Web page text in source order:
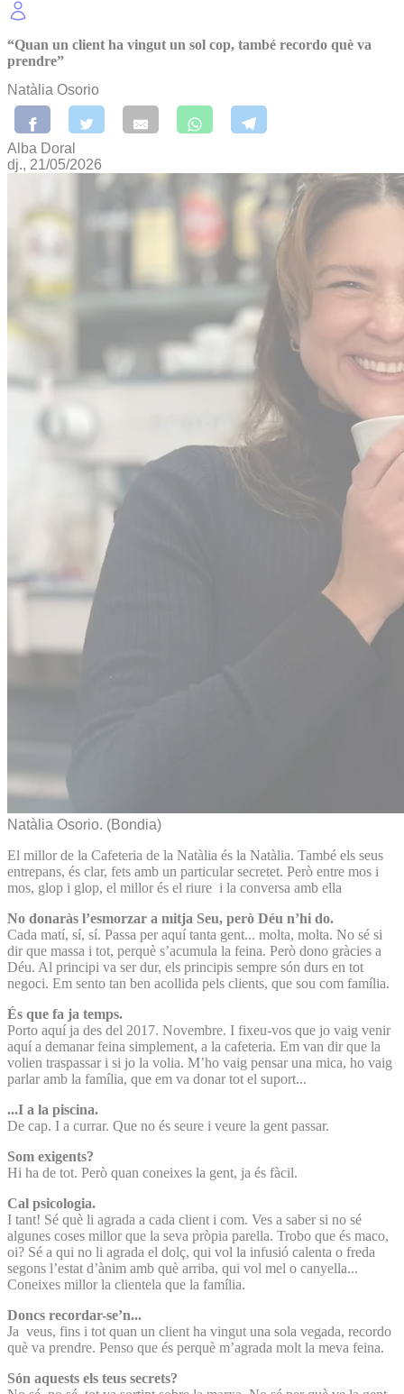
“Quan un client ha vingut un sol cop, també recordo què va
prendre”
Natàlia Osorio
Alba Doral
dj., 21/05/2026
Natàlia Osorio. (Bondia)
El millor de la Cafeteria de la Natàlia és la Natàlia. També els seus
entrepans, és clar, fets amb un particular secretet. Però entre mos i
mos, glop i glop, el millor és el riure i la conversa amb ella
No donaràs l’esmorzar a mitja Seu, però Déu n’hi do.
Cada matí, sí, sí. Passa per aquí tanta gent... molta, molta. No sé si
dir que massa i tot, perquè s’acumula la feina. Però dono gràcies a
Déu. Al principi va ser dur, els principis sempre són durs en tot
negoci. Em sento tan ben acollida pels clients, que sou com família.
És que fa ja temps.
Porto aquí ja des del 2017. Novembre. I fixeu-vos que jo vaig venir
aquí a demanar feina simplement, a la cafeteria. Em van dir que la
volien traspassar i si jo la volia. M’ho vaig pensar una mica, ho vaig
parlar amb la família, que em va donar tot el suport...
...I a la piscina.
De cap. I a currar. Que no és seure i veure la gent passar.
Som exigents?
Hi ha de tot. Però quan coneixes la gent, ja és fàcil.
Cal psicologia.
I tant! Sé què li agrada a cada client i com. Ves a saber si no sé
algunes coses millor que la seva pròpia parella. Trobo que és maco,
oi? Sé a qui no li agrada el dolç, qui vol la infusió calenta o freda
segons l’estat d’ànim amb què arriba, qui vol mel o canyella...
Coneixes millor la clientela que la família.
Doncs recordar-se’n...
Ja veus, fins i tot quan un client ha vingut una sola vegada, recordo
què va prendre. Penso que és perquè m’agrada molt la meva feina.
Són aquests els teus secrets?